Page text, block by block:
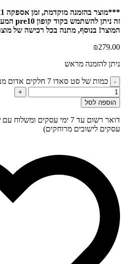
המוצר! בנוסף, מתנה בכל רכישה של
₪279.00
ניתן להזמנה מראש
- כמות של סט סאדו 7 חלקים אדום מבריק
+
הוספה לסל
עסקים לישובים מרוחקים)